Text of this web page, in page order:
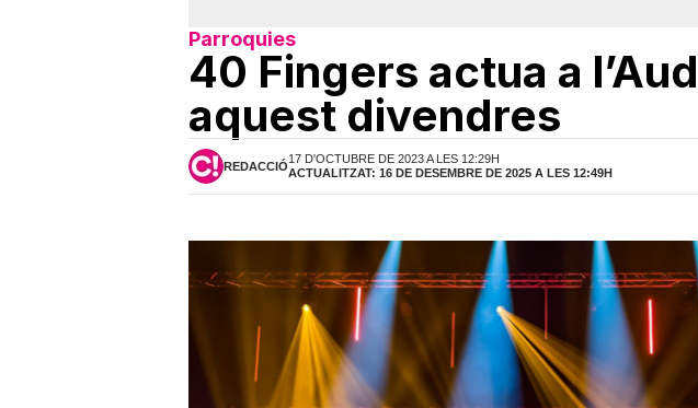
Parroquies
40 Fingers actua a
aquest divendres
REDACCIÓ
17 D'OCTUBRE DE 2023 A LES 12:29H
ACTUALITZAT: 16 DE DESEMBRE DE 2025 A LES 12:49H